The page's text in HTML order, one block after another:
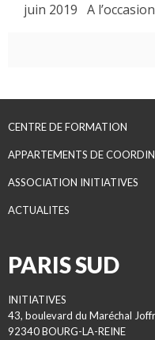
juin 2019 A
CENTRE DE FORMATION
APPARTEMENTS DE
ASSOCIATION INITIATIVES
ACTUALITES
PARIS SUD
INITIATIVES
43, boulevard du Maréchal
92340 BOURG-LA-REINE